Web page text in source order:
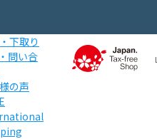
下取り
問い合
の声